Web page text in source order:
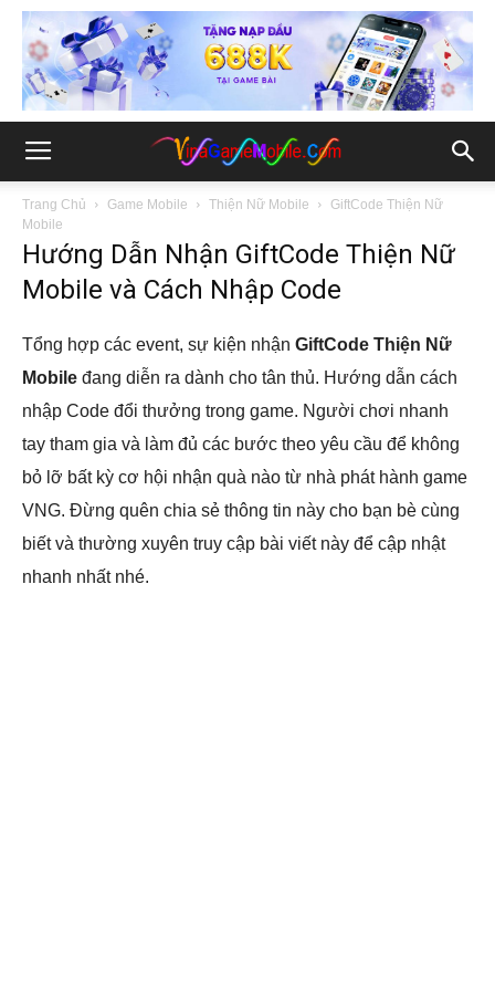
Trang Chủ Game Mobile Thiện Nữ Mobile
GiftCode Thiện Nữ
Mobile
Hướng Dẫn Nhận GiftCode Thiện Nữ
Mobile và Cách Nhập Code
Tổng hợp các event, sự kiện nhận GiftCode Thiện Nữ
Mobile đang diễn ra dành cho tân thủ. Hướng dẫn cách
nhập Code đổi thưởng trong game. Người chơi nhanh
tay tham gia và làm đủ các bước theo yêu cầu để không
bỏ lỡ bất kỳ cơ hội nhận quà nào từ nhà phát hành game
VNG. Đừng quên chia sẻ thông tin này cho bạn bè cùng
biết và thường xuyên truy cập bài viết này để cập nhật
nhanh nhất nhé.